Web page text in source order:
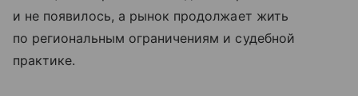
и не появилось, а рынок продолжает жить
по региональным ограничениям и судебной
практике.